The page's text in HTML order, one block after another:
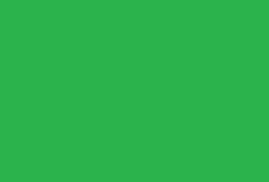
25, 3000
con nosotros a través de la
sus datos personales. En
manera más transparente